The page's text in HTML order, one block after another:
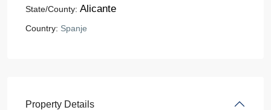
State/County: Alicante
Country: Spanje
Property Details